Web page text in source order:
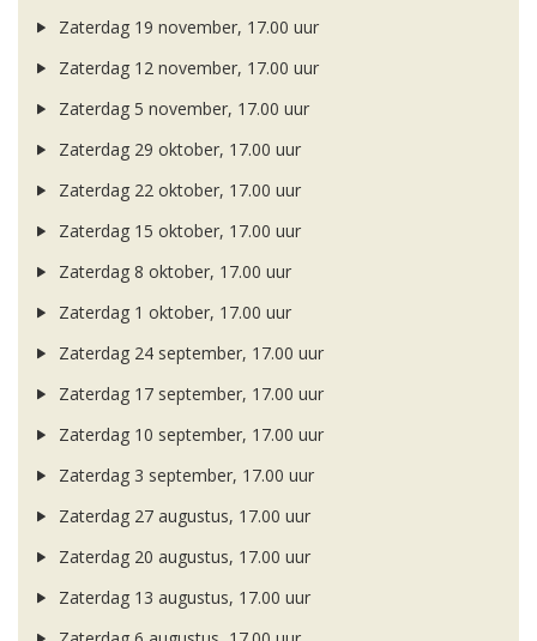
Zaterdag 19 november, 17.00 uur
Zaterdag 12 november, 17.00 uur
Zaterdag 5 november, 17.00 uur
Zaterdag 29 oktober, 17.00 uur
Zaterdag 22 oktober, 17.00 uur
Zaterdag 15 oktober, 17.00 uur
Zaterdag 8 oktober, 17.00 uur
Zaterdag 1 oktober, 17.00 uur
Zaterdag 24 september, 17.00 uur
Zaterdag 17 september, 17.00 uur
Zaterdag 10 september, 17.00 uur
Zaterdag 3 september, 17.00 uur
Zaterdag 27 augustus, 17.00 uur
Zaterdag 20 augustus, 17.00 uur
Zaterdag 13 augustus, 17.00 uur